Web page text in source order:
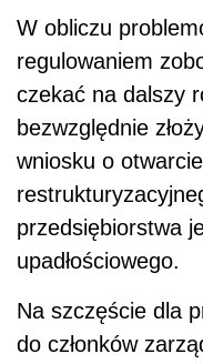
W obliczu
regulowaniem
czekać na dalszy
bezwzględnie
wniosku o
przedsiębiorstwa
upadłościowego.
Na szczęście dla
do członków